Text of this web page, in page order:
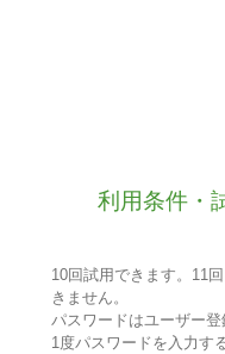
利用条件・
10回試用できます。11
きません。
パスワードはユーザー登
1度パスワードを入力す